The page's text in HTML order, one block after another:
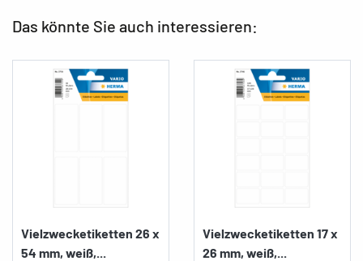
Das könnte Sie auch interessieren:
Vielzwecketiketten 26 x
54 mm, weiß,...
Vielzwecketiketten 17 x
26 mm, weiß,...